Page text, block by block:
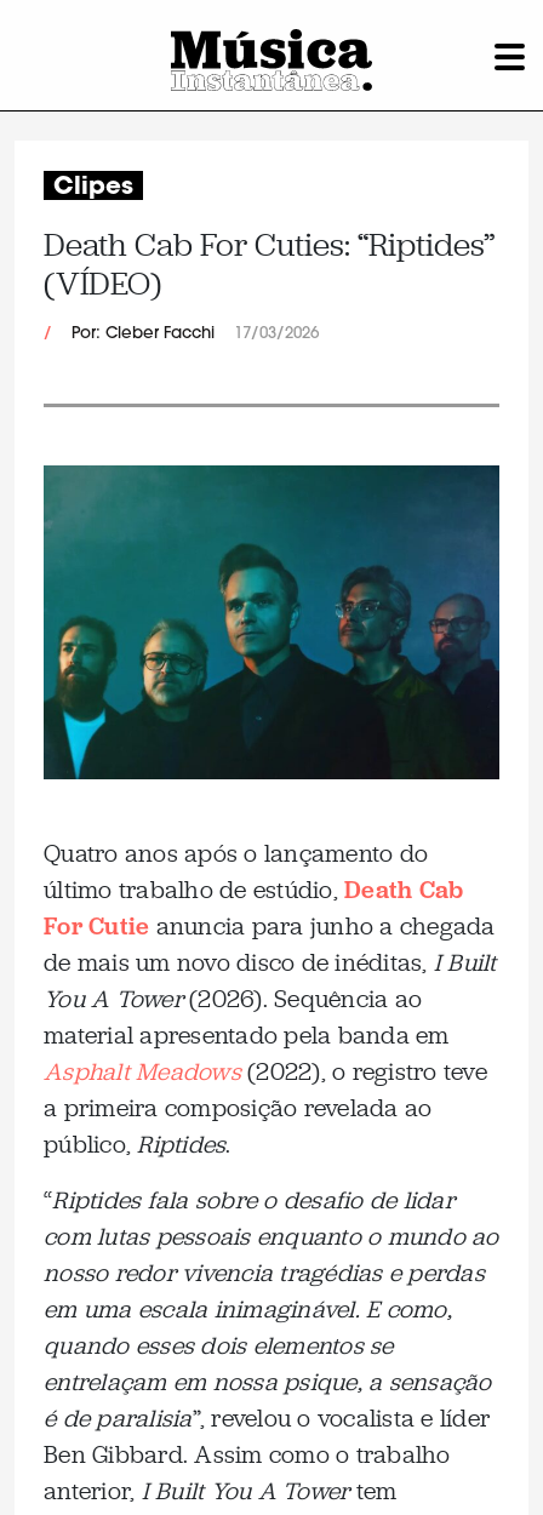
Clipes
Death Cab For Cuties: “Riptides”
(VÍDEO)
/ Por: Cleber Facchi 17/03/2026
Quatro anos após o lançamento do
último trabalho de estúdio, Death Cab
For Cutie anuncia para junho a chegada
de mais um novo disco de inéditas, I Built
You A Tower(2026). Sequência ao
material apresentado pela banda em
Asphalt Meadows(2022), o registro teve
a primeira composição revelada ao
público,Riptides.
“Riptides fala sobre o desafio de lidar
com lutas pessoais enquanto o mundo ao
nosso redor vivencia tragédias e perdas
em uma escala inimaginável. E como,
quando esses dois elementos se
entrelaçam em nossa psique, a sensação
é de paralisia”, revelou o vocalista e líder
Ben Gibbard. Assim como o trabalho
anterior, I Built You A Towertem